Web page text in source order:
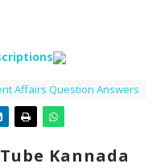
Affairs Question Answers
Kannada